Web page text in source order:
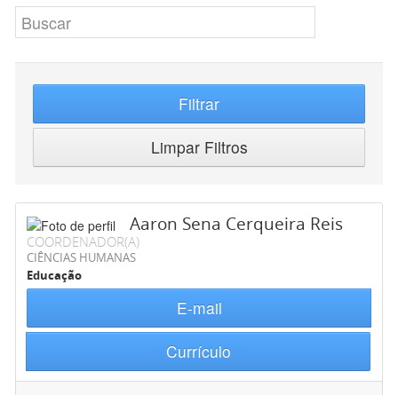
Filtrar
Limpar Filtros
Aaron Sena Cerqueira Reis
COORDENADOR(A)
CIÊNCIAS HUMANAS
Educação
E-mail
Currículo